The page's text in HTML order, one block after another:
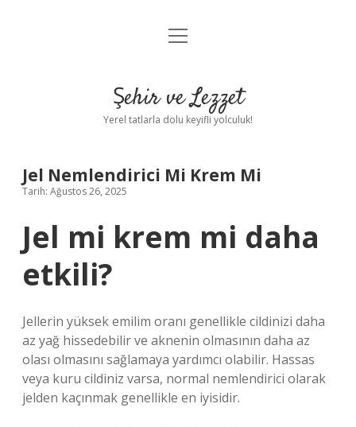
Anasayfa
Yasal Uyarı
menüyü
Şehir ve Lezzet
Yerel tatlarla dolu keyifli yolculuk!
Jel Nemlendirici Mi Krem Mi
Tarih: Ağustos 26, 2025
Jel mi krem mi daha
etkili?
Jellerin yüksek emilim oranı genellikle cildinizi daha
az yağ hissedebilir ve aknenin olmasının daha az
olası olmasını sağlamaya yardımcı olabilir. Hassas
veya kuru cildiniz varsa, normal nemlendirici olarak
jelden kaçınmak genellikle en iyisidir.